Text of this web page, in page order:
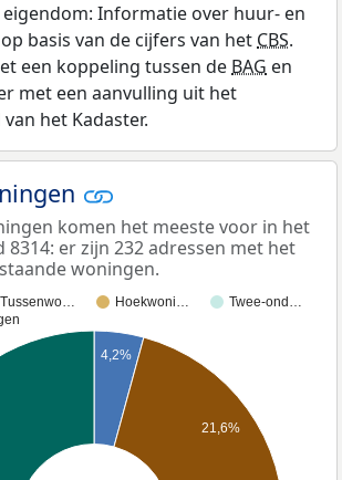
Informatie over huur- en
basis van de cijfers van het CBS.
een koppeling tussen de BAG en
met een aanvulling uit het
het Kadaster.
komen het meeste voor in het
8314: er zijn 232 adressen met het
woningen.
Tussenwo… Hoekwoni…
Twee-ond…
4,2%
21,6%